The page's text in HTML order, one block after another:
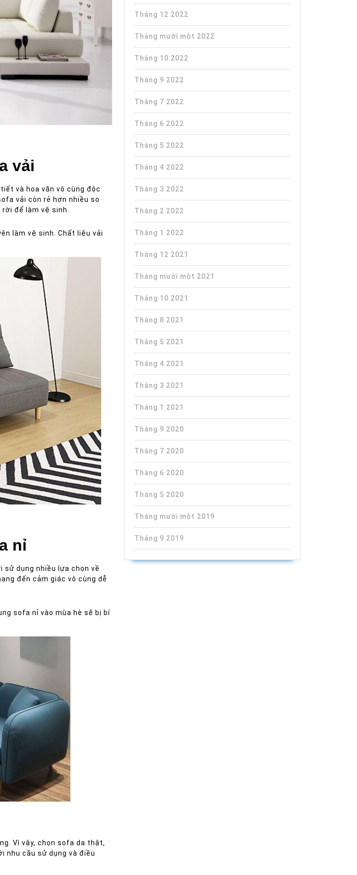
vải
và hoa văn vô cùng độc
vải còn rẻ hơn nhiều so
để làm vệ sinh.
làm vệ sinh. Chất liệu vải
nỉ
dụng nhiều lựa chọn về
đến cảm giác vô cùng dễ
sofa nỉ vào mùa hè sẽ bị bí
Vì vậy, chọn sofa da thật,
nhu cầu sử dụng và điều
Tháng 12 2022
Tháng mười một 2022
Tháng 10 2022
Tháng 9 2022
Tháng 7 2022
Tháng 6 2022
Tháng 5 2022
Tháng 4 2022
Tháng 3 2022
Tháng 2 2022
Tháng 1 2022
Tháng 12 2021
Tháng mười một 2021
Tháng 10 2021
Tháng 8 2021
Tháng 5 2021
Tháng 4 2021
Tháng 3 2021
Tháng 1 2021
Tháng 9 2020
Tháng 7 2020
Tháng 6 2020
Tháng 5 2020
Tháng mười một 2019
Tháng 9 2019